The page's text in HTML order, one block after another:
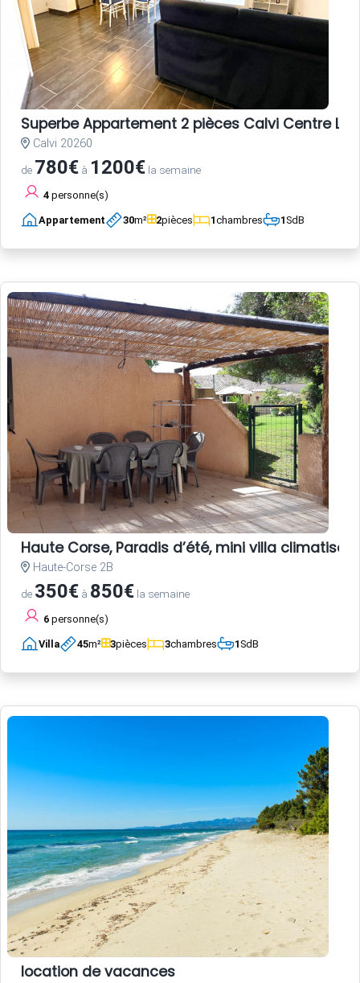
Superbe Appartement 2 pièces Calvi Centre L08
Calvi 20260
de 780€ à 1200€ la semaine
4 personne(s)
Appartement 30m² 2pièces 1chambres 1SdB
Haute Corse, Paradis d’été, mini villa
Haute-Corse 2B
de 350€ à 850€ la semaine
6 personne(s)
Villa 45m² 3pièces 3chambres 1SdB
location de vacances